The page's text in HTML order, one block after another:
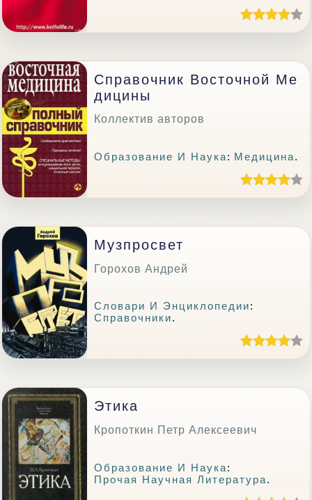
Справочник Восточной Ме
Дицины
Коллектив авторов
Образование И Наука: Медицина.
Музпросвет
Горохов Андрей
Словари И Энциклопедии:
Справочники.
Этика
Кропоткин Петр Алексеевич
Образование И Наука:
Прочая Научная Литература.